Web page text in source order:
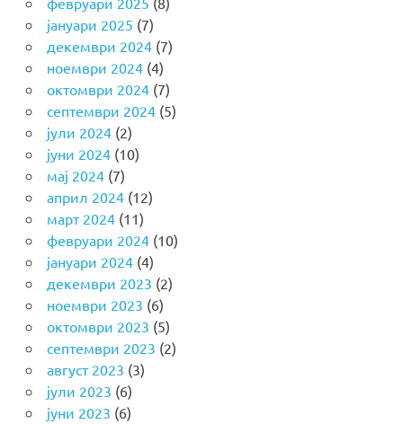
јануари 2025 (7)
декември 2024(7)
ноември 2024(4)
октомври 2024(7)
септември 2024(5)
јули 2024(2)
јуни 2024(10)
мај 2024(7)
април 2024(12)
март 2024(11)
февруари 2024(10)
јануари 2024(4)
декември 2023 (2)
ноември 2023 (6)
октомври 2023 (5)
септември 2023 (2)
август 2023 (3)
јули 2023 (6)
јуни 2023 (6)